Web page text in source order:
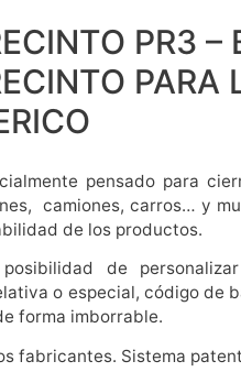
PR3 –
PARA
pensado para
camiones, carros… y
de los productos.
de
o especial, código de
forma imborrable.
fabricantes. Sistema